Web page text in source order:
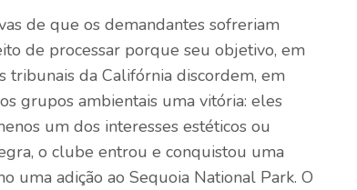
de que os demandantes sofreriam
de processar porque seu objetivo, em
tribunais da Califórnia discordem, em
grupos ambientais uma vitória: eles
um dos interesses estéticos ou
o clube entrou e conquistou uma
uma adição ao Sequoia National Park. O